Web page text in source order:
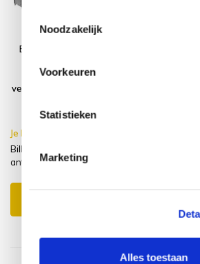
Noodzakelijk
Voorkeuren
Statistieken
Marketing
Alles toestaan
Bilbao premium
loungeset
verstelbaar 6 delig
Je bespaart €20.00,-
Bilbao premium stoel bank loungeset
antraciet + hoes + montagelevering